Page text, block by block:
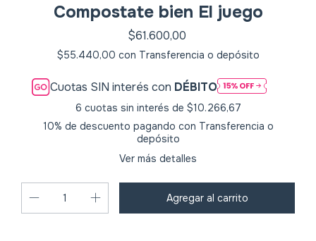
Compostate bien El juego
$61.600,00
$55.440,00 con Transferencia o depósito
Cuotas SIN interés con DÉBITO
6 cuotas sin interés de $10.266,67
10% de descuento pagando con Transferencia o
depósito
Ver más detalles